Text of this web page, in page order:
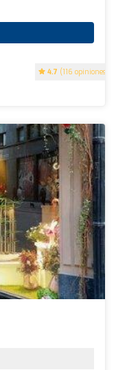
4.7 (116 opiniones)